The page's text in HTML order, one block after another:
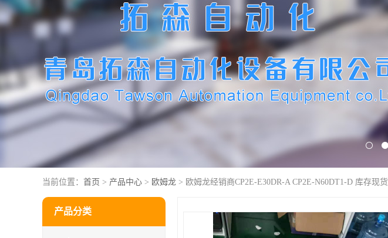
当前位置： 首页 > 产品中心 > 欧姆龙 > 欧姆龙经销商CP2E-E30DR-A CP2E-N60DT1-D 库存现货
产品分类